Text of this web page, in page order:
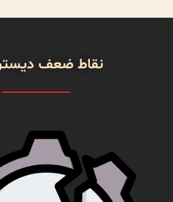
نقاط ضعف